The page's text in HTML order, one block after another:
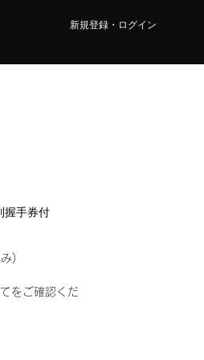
新規登録・ログイン
握手券付
)
をご確認くだ